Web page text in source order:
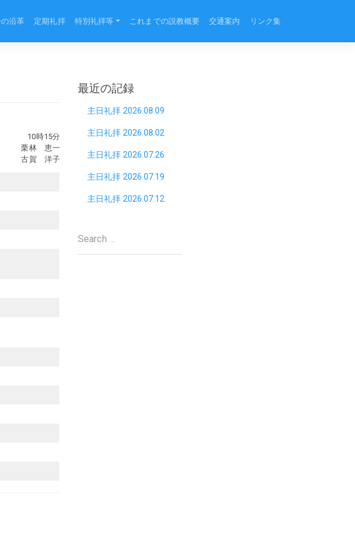
沿革 定期礼拝 特別礼拝等 これまでの説教概要 交通案内 リンク集
10時15分
栗林 恵一
古賀 洋子
最近の記録
主日礼拝 2026.08.09
主日礼拝 2026.08.02
主日礼拝 2026.07.26
主日礼拝 2026.07.19
主日礼拝 2026.07.12